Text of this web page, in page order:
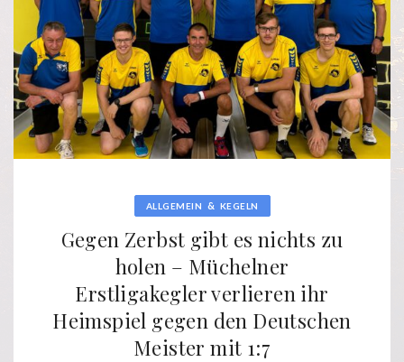
ALLGEMEIN & KEGELN
Gegen Zerbst gibt es nichts zu
holen – Müchelner
Erstligakegler verlieren ihr
Heimspiel gegen den Deutschen
Meister mit 1:7